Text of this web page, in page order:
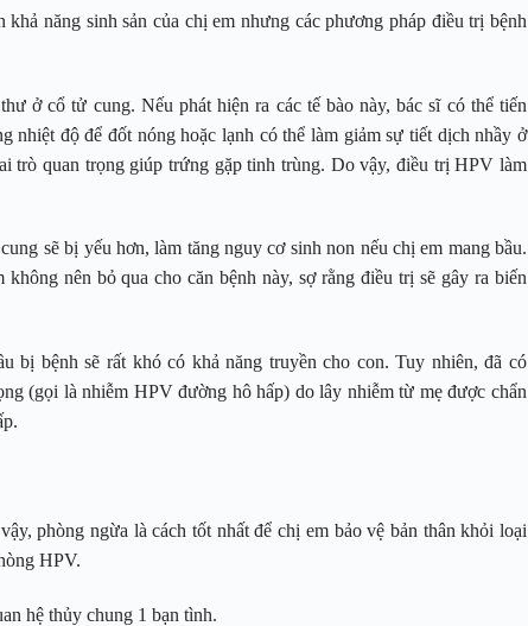
năng sinh sản của chị em nhưng các phương pháp điều trị bệnh
ở cổ tử cung. Nếu phát hiện ra các tế bào này, bác sĩ có thể tiến
nhiệt độ để đốt nóng hoặc lạnh có thể làm giảm sự tiết dịch nhầy ở
trò quan trọng giúp trứng gặp tinh trùng. Do vậy, điều trị HPV làm
sẽ bị yếu hơn, làm tăng nguy cơ sinh non nếu chị em mang bầu.
nên bỏ qua cho căn bệnh này, sợ rằng điều trị sẽ gây ra biến
bị bệnh sẽ rất khó có khả năng truyền cho con. Tuy nhiên, đã có
(gọi là nhiễm HPV đường hô hấp) do lây nhiễm từ mẹ được chẩn
phòng ngừa là cách tốt nhất để chị em bảo vệ bản thân khỏi loại
HPV.
hệ thủy chung 1 bạn tình.